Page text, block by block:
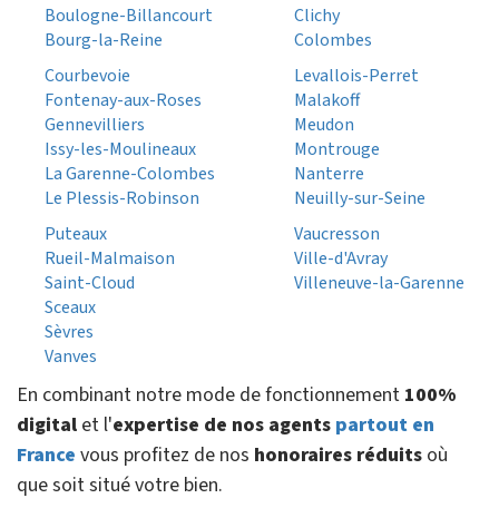
Boulogne-Billancourt
Bourg-la-Reine
Clichy
Colombes
Courbevoie
Fontenay-aux-Roses
Gennevilliers
Issy-les-Moulineaux
La Garenne-Colombes
Le Plessis-Robinson
Levallois-Perret
Malakoff
Meudon
Montrouge
Nanterre
Neuilly-sur-Seine
Puteaux
Rueil-Malmaison
Saint-Cloud
Sceaux
Sèvres
Vanves
Vaucresson
Ville-d'Avray
Villeneuve-la-Garenne
En combinant notre mode de fonctionnement 100%
digital et l'expertise de nos agents partout en
France vous profitez de nos honoraires réduits où
que soit situé votre bien.